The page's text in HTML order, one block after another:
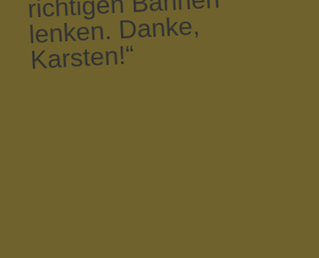
lenken. Danke,
Karsten!“